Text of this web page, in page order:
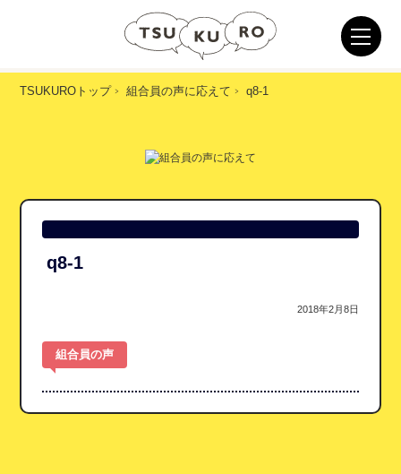
TSUKUROトップ 組合員の声に応えて q8-1
q8-1
2018年2月8日
組合員の声